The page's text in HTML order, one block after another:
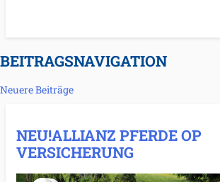
BEITRAGSNAVIGATION
Neuere Beiträge
NEU!ALLIANZ PFERDE OP
VERSICHERUNG